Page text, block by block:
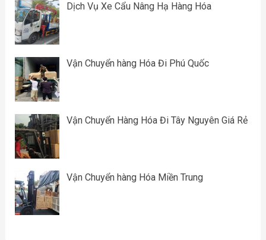
Dịch Vụ Xe Cẩu Nâng Hạ Hàng Hóa
Vận Chuyển hàng Hóa Đi Phú Quốc
Vận Chuyển Hàng Hóa Đi Tây Nguyên Giá Rẻ
Vận Chuyển hàng Hóa Miền Trung